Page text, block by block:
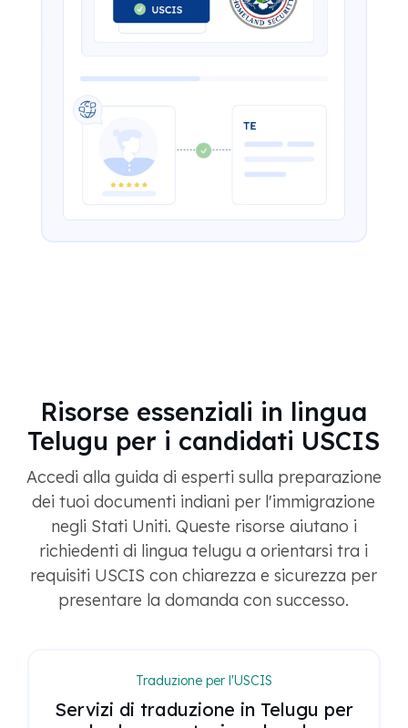
Risorse essenziali in lingua
Telugu per i candidati USCIS
Accedi alla guida di esperti sulla preparazione
dei tuoi documenti indiani per l'immigrazione
negli Stati Uniti. Queste risorse aiutano i
richiedenti di lingua telugu a orientarsi tra i
requisiti USCIS con chiarezza e sicurezza per
presentare la domanda con successo.
Traduzione per l'USCIS
Servizi di traduzione in Telugu per